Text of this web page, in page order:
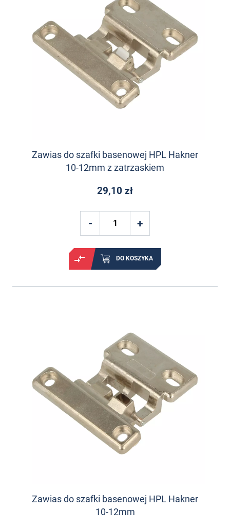
Zawias do szafki basenowej HPL Hakner
10-12mm z zatrzaskiem
29,10 zł
DO KOSZYKA
Zawias do szafki basenowej HPL Hakner
10-12mm